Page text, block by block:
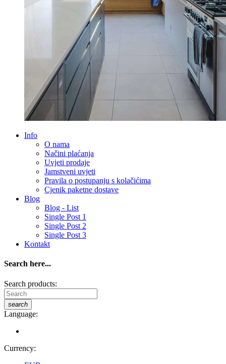
Info
O nama
Načini plaćanja
Uvjeti prodaje
Jamstveni uvjeti
Pravila o postupanju s kolačićima
Cjenik paketne dostave
Blog
Blog - List
Single Post 1
Single Post 2
Single Post 3
Kontakt
Search here...
Search products:
search
Language:
Currency: